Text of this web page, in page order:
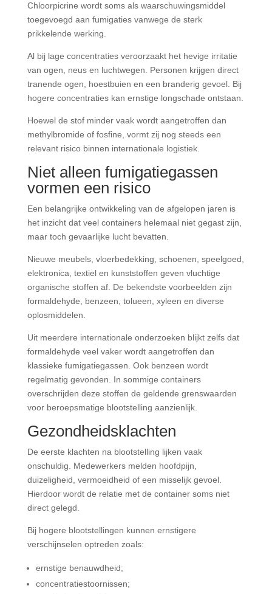
Chloorpicrine wordt soms als waarschuwingsmiddel
toegevoegd aan fumigaties vanwege de sterk
prikkelende werking.
Al bij lage concentraties veroorzaakt het hevige irritatie
van ogen, neus en luchtwegen. Personen krijgen direct
tranende ogen, hoestbuien en een branderig gevoel. Bij
hogere concentraties kan ernstige longschade ontstaan.
Hoewel de stof minder vaak wordt aangetroffen dan
methylbromide of fosfine, vormt zij nog steeds een
relevant risico binnen internationale logistiek.
Niet alleen fumigatiegassen
vormen een risico
Een belangrijke ontwikkeling van de afgelopen jaren is
het inzicht dat veel containers helemaal niet gegast zijn,
maar toch gevaarlijke lucht bevatten.
Nieuwe meubels, vloerbedekking, schoenen, speelgoed,
elektronica, textiel en kunststoffen geven vluchtige
organische stoffen af. De bekendste voorbeelden zijn
formaldehyde, benzeen, tolueen, xyleen en diverse
oplosmiddelen.
Uit meerdere internationale onderzoeken blijkt zelfs dat
formaldehyde veel vaker wordt aangetroffen dan
klassieke fumigatiegassen. Ook benzeen wordt
regelmatig gevonden. In sommige containers
overschrijden deze stoffen de geldende grenswaarden
voor beroepsmatige blootstelling aanzienlijk.
Gezondheidsklachten
De eerste klachten na blootstelling lijken vaak
onschuldig. Medewerkers melden hoofdpijn,
duizeligheid, vermoeidheid of een misselijk gevoel.
Hierdoor wordt de relatie met de container soms niet
direct gelegd.
Bij hogere blootstellingen kunnen ernstigere
verschijnselen optreden zoals:
ernstige benauwdheid;
concentratiestoornissen;